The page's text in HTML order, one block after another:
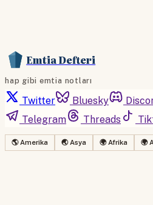
Emtia Defteri
hap gibi emtia notları
Twitter Bluesky
Telegram
Threads
🌎 Amerika 🌏 Asya 🌍 Afrika 🌍